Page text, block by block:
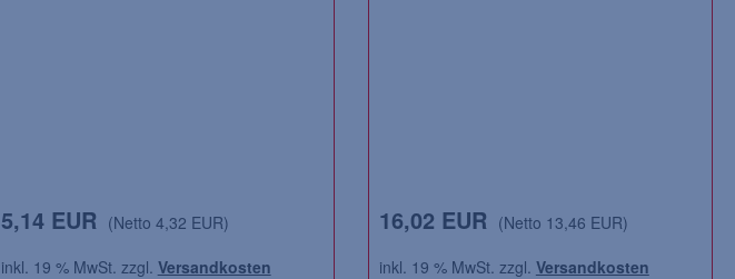
5,14 EUR (Netto 4,32 EUR)
inkl. 19 % MwSt. zzgl. Versandkosten
16,02 EUR (Netto 13,46 EUR)
inkl. 19 % MwSt. zzgl. Versandkosten